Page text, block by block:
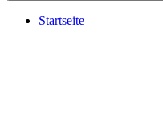
Startseite